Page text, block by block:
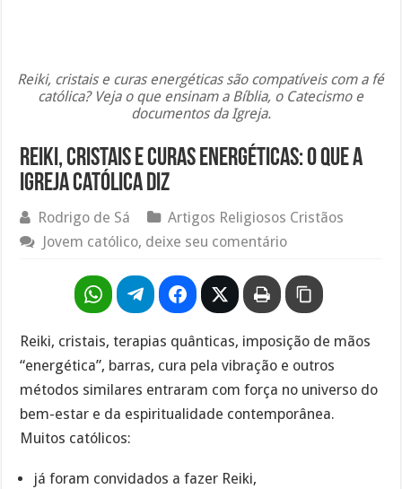
Reiki, cristais e curas energéticas são compatíveis com a fé
católica? Veja o que ensinam a Bíblia, o Catecismo e
documentos da Igreja.
Reiki, cristais e curas energéticas: o que a
Igreja Católica diz
Rodrigo de Sá
Artigos Religiosos Cristãos
Jovem católico, deixe seu comentário
Reiki, cristais, terapias quânticas, imposição de mãos
“energética”, barras, cura pela vibração e outros
métodos similares entraram com força no universo do
bem-estar e da espiritualidade contemporânea.
Muitos católicos:
já foram convidados a fazer Reiki,